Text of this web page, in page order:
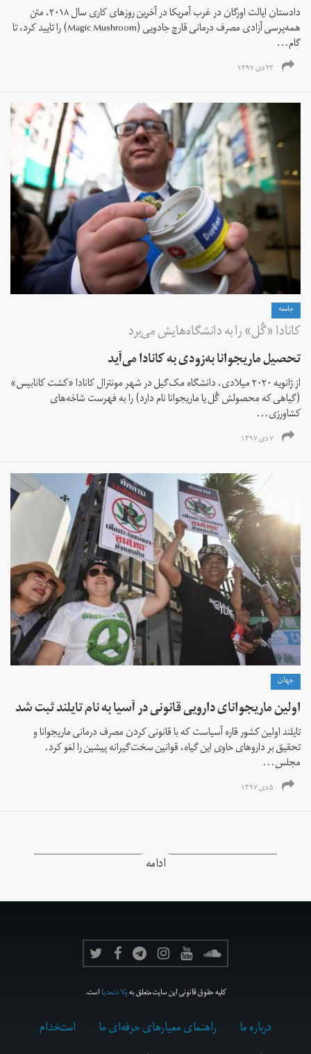
دادستان ایالت اورگان در غرب آمریکا در آخرین روزهای کاری سال ۲۰۱۸، متن
همه‌پرسی آزادی مصرف درمانی قارچ جادویی (Magic Mushroom) را تایید کرد، تا
گام...
۲۳ دی ۱۳۹۷
جامعه
کانادا «گُل» را به دانشگاه‌هایش می‌برد
تحصیل ماریجوانا به‌زودی به کانادا می‌آید
از ژانویه ۲۰۲۰ میلادی، دانشگاه مک‌گیل در شهر مونترال کانادا «کشت کانابیس»
(گیاهی که محصولش گُل یا ماریجوانا نام دارد) را به فهرست شاخه‌های
کشاورزی...
۷ دی ۱۳۹۷
جهان
اولین ماریجوانای دارویی قانونی در آسیا به نام تایلند ثبت شد
تایلند اولین کشور قاره آسیاست که با قانونی کردن مصرف درمانی ماریجوانا و
تحقیق بر داروهای حاوی این گیاه، قوانین سخت‌گیرانه پیشین را لغو کرد.
مجلس...
۵ دی ۱۳۹۷
ادامه
کلیه حقوق قانونی این سایت متعلق بهولانت‌مدیااست.
درباره ما راهنمای معیارهای حرفه‌ای ما
استخدام